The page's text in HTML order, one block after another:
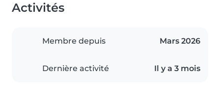
Activités
Membre depuis Mars 2026
Dernière activité Il y a 3 mois